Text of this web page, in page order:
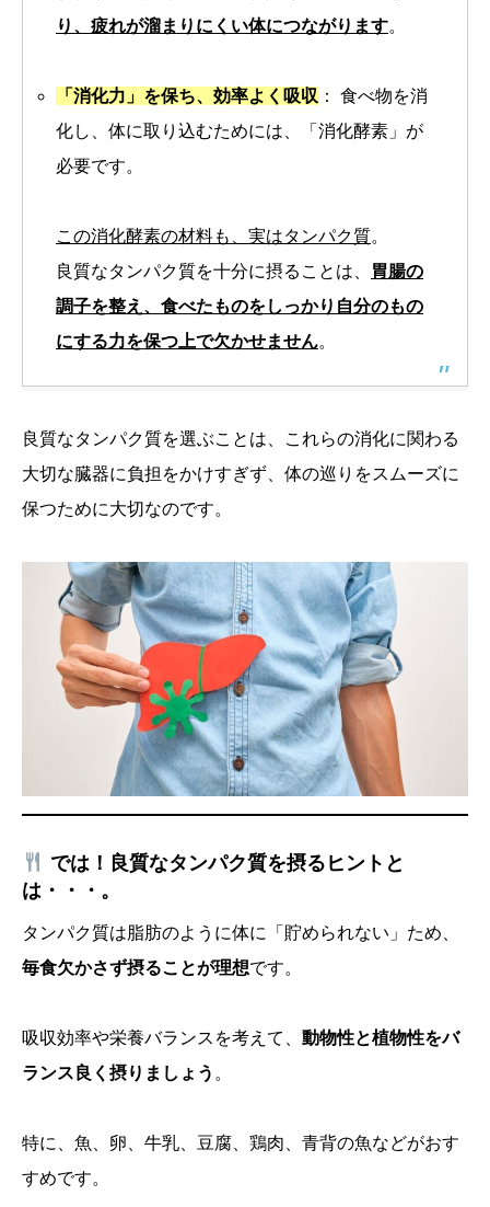
り、疲れが溜まりにくい体につながります。
「消化力」を保ち、効率よく吸収 ： 食べ物を消
化し、体に取り込むためには、「消化酵素」が
必要です。
この消化酵素の材料も、実はタンパク質。
良質なタンパク質を十分に摂ることは、
胃腸の
調子を整え、食べたものをしっかり自分のもの
にする力を保つ上で欠かせません。
良質なタンパク質を選ぶことは、これらの消化に関わる
大切な臓器に負担をかけすぎず、体の巡りをスムーズに
保つために大切なのです。
では！良質なタンパク質を摂るヒントと
は・・・。
タンパク質は脂肪のように体に「貯められない」ため、
毎食欠かさず摂ることが理想です。
吸収効率や栄養バランスを考えて、 動物性と植物性をバ
ランス良く摂りましょう 。
特に、魚、卵、牛乳、豆腐、鶏肉、青背の魚などがおす
すめです。